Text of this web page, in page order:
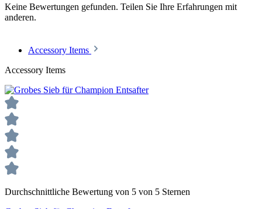
Keine Bewertungen gefunden. Teilen Sie Ihre Erfahrungen mit
anderen.
Accessory Items
Accessory Items
Durchschnittliche Bewertung von 5 von 5 Sternen